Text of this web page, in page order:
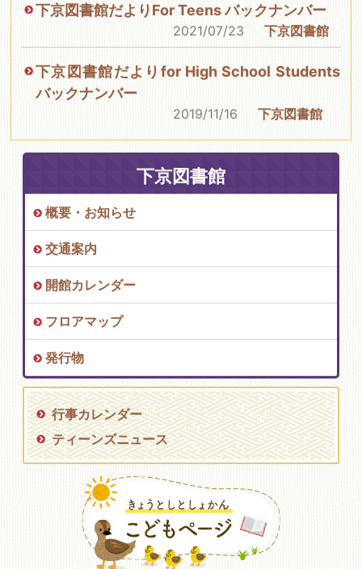
下京図書館だよりFor Teens バックナンバー
2021/07/23 下京図書館
下京図書館だよりfor High School Students
バックナンバー
2019/11/16 下京図書館
下京図書館
概要・お知らせ
交通案内
開館カレンダー
フロアマップ
発行物
行事カレンダー
ティーンズニュース